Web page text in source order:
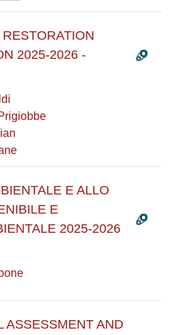
2025-2026 -
E ALLO
E
2025-2026
ASSESSMENT AND